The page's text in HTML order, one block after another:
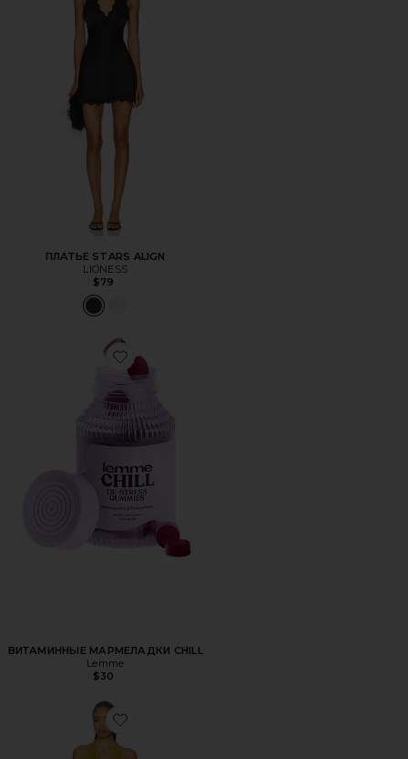
ПЛАТЬЕ STARS ALIGN
LIONESS
$79
Favorite ВИТАМИННЫЕ МАРМЕЛАДКИ CHILL
ВИТАМИННЫЕ МАРМЕЛАДКИ CHILL
Lemme
$30
Favorite ПЛАТЬЕ KATSIA